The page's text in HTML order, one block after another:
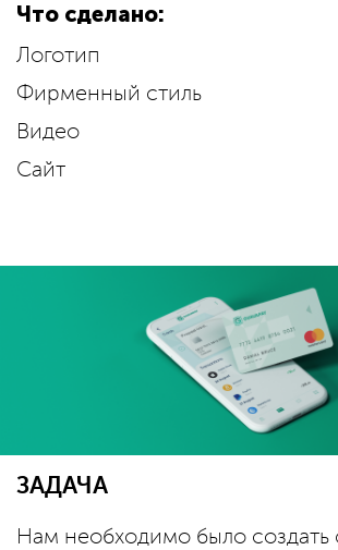
Что сделано:
Логотип
Фирменный стиль
Видео
Сайт
ЗАДАЧА
Нам необходимо было создать